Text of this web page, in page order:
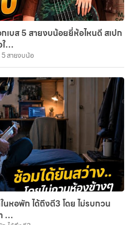
เบส 5 สายงบน้อยยี่ห้อไหนดี สเปก
ใ…
สายงบน้อ
นหอพัก ได้ถึงตี3 โดย ไม่รบกวน
…